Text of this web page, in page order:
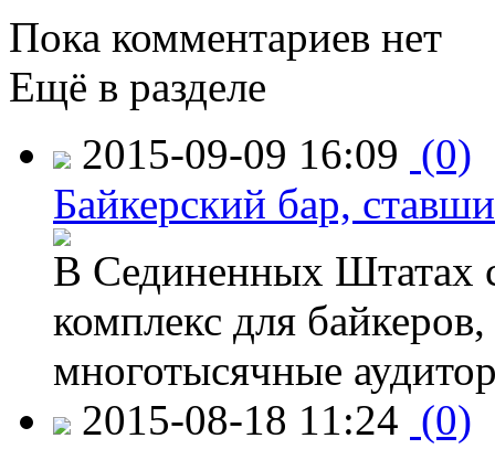
Пока комментариев нет
Ещё в разделе
2015-09-09 16:09 (0)
Байкерский бар,
В Сединенных Штатах
комплекс для
многотысячные
2015-08-18 11:24 (0)